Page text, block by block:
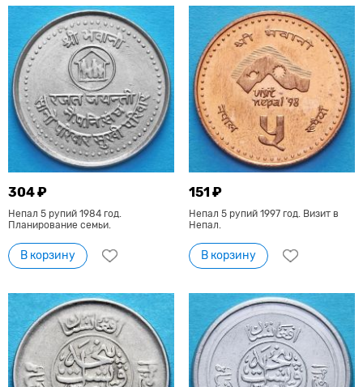
304 ₽
Непал 5 рупий 1984 год.
Планирование семьи.
В корзину
151 ₽
Непал 5 рупий 1997 год. Визит в
Непал.
В корзину